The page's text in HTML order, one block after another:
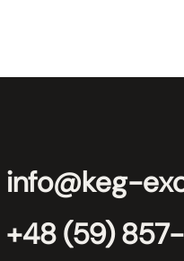
info@keg-
+48 (59)